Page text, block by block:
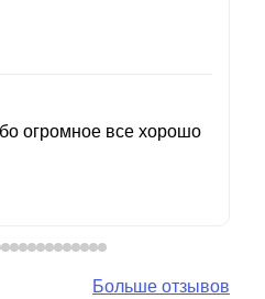
огромное все хорошо
Больше отзывов